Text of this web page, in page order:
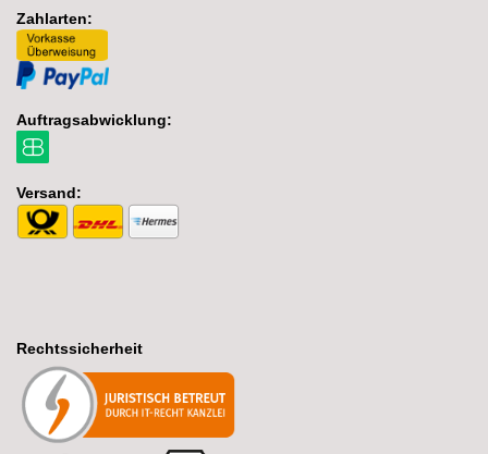
Zahlarten:
Auftragsabwicklung:
Versand:
Rechtssicherheit